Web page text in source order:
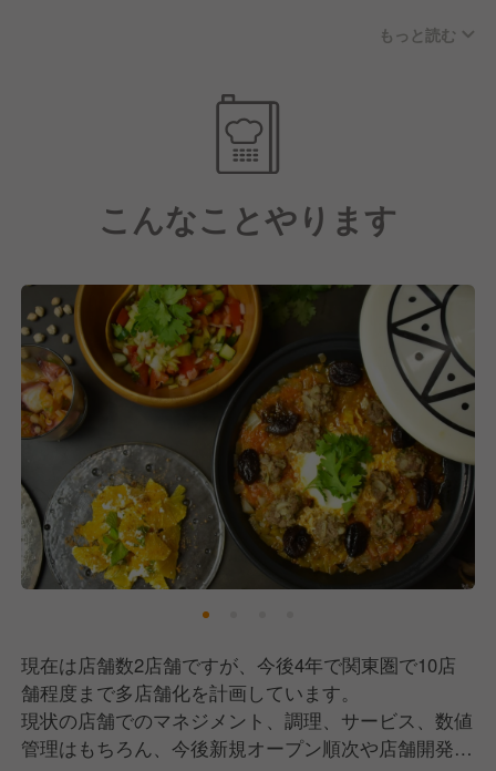
りずらいことが多いと思いますが、当店は女性一人で
がらも、カフェのようなカジュアルな空間を作ってい
コンセプトは「安心と刺激のレアエスニック体験」で
もっと読む
こんなことやります
現在は店舗数2店舗ですが、今後4年で関東圏で10店
舗程度まで多店舗化を計画しています。
現状の店舗でのマネジメント、調理、サービス、数値
管理はもちろん、今後新規オープン順次や店舗開発を